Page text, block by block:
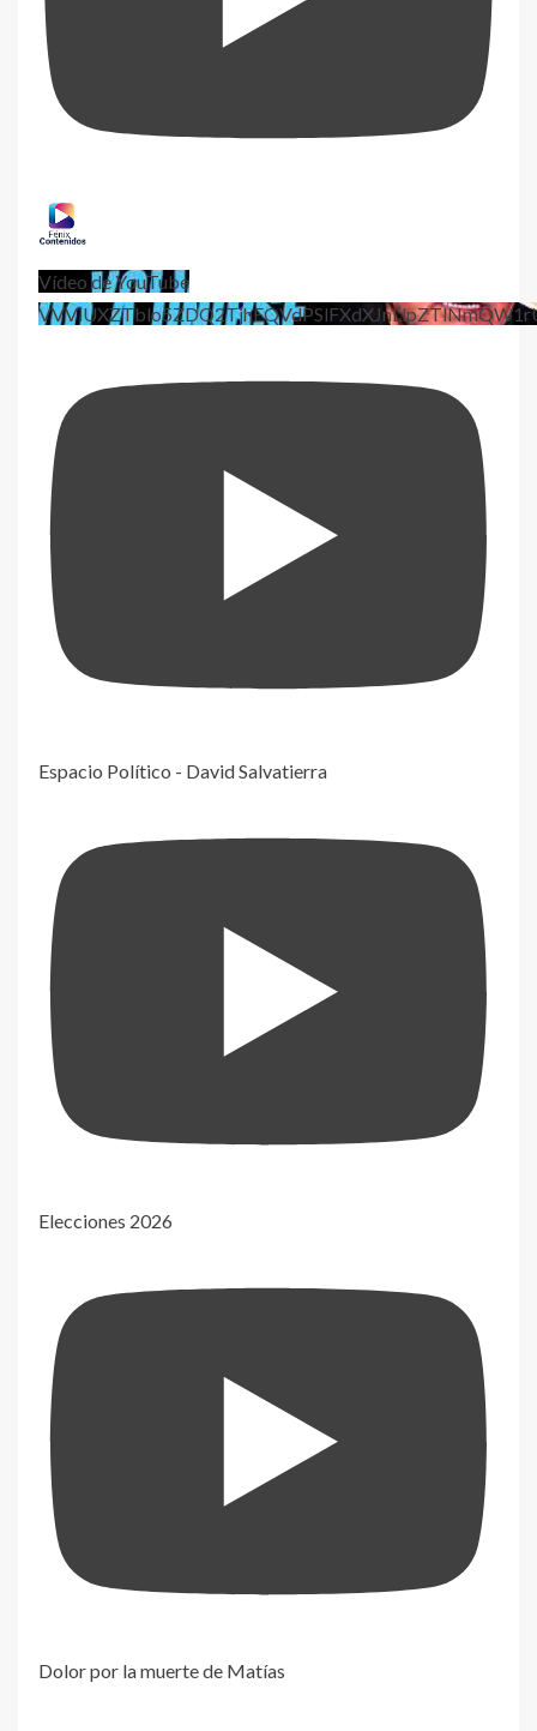
Vídeo de YouTube
Espacio Político - David Salvatierra
Elecciones 2026
Dolor por la muerte de Matías